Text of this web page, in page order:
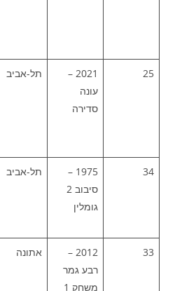
25
2021 –
עונה
סדירה
תל-אביב
34
1975 –
סיבוב 2
גומלין
תל-אביב
33
2012 –
רבע גמר
משחק 1
אתונה